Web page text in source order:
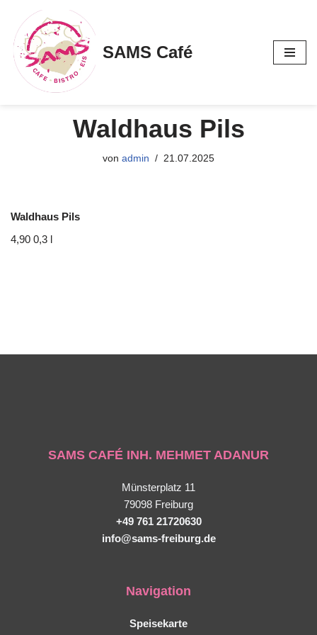
Zum
Inhalt
springen
SAMS Café
Waldhaus Pils
von admin 21.07.2025
Waldhaus Pils
4,90 0,3 l
SAMS CAFÉ INH. MEHMET ADANUR
Münsterplatz 11
79098 Freiburg
+49 761 21720630
info@sams-freiburg.de
Navigation
Speisekarte